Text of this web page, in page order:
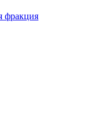
фракция